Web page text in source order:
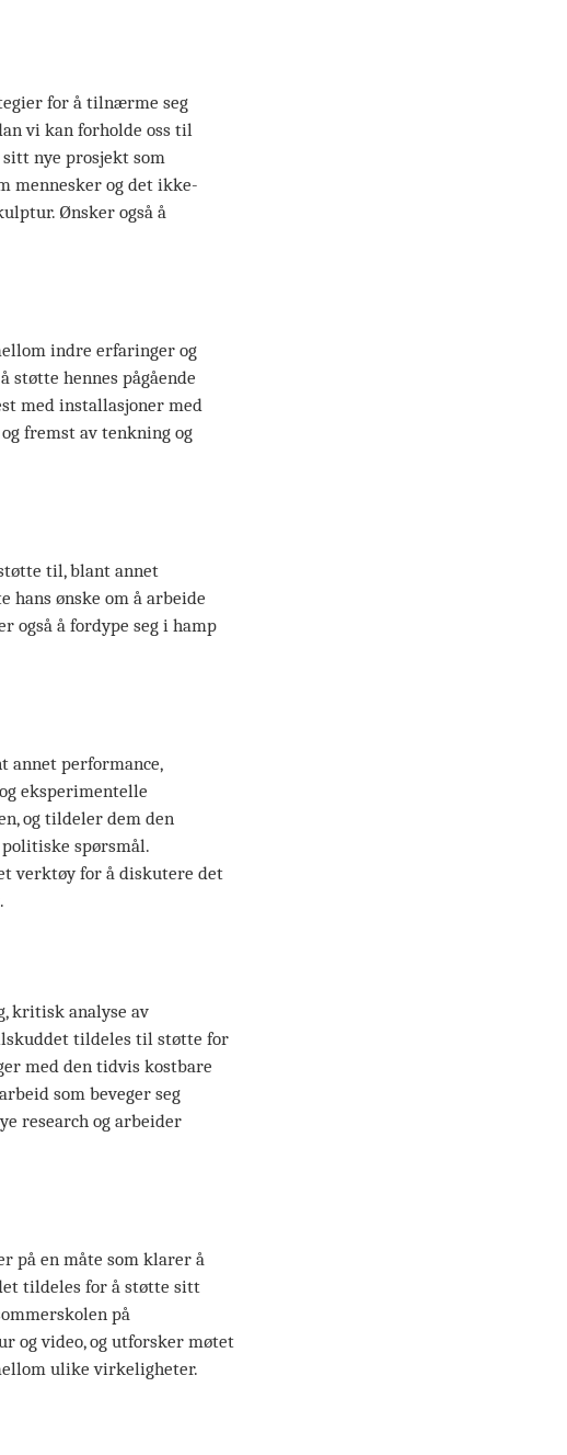
for å tilnærme seg
vi kan forholde oss til
nye prosjekt som
mennesker og det ikke-
Ønsker også å
indre erfaringer og
hennes pågående
med installasjoner med
fremst av tenkning og
til, blant annet
ønske om å arbeide
også å fordype seg i hamp
annet performance,
eksperimentelle
og tildeler dem den
spørsmål.
verktøy for å diskutere det
kritisk analyse av
tildeles til støtte for
med den tidvis kostbare
som beveger seg
research og arbeider
på en måte som klarer å
tildeles for å støtte sitt
på
og video, og utforsker møtet
ulike virkeligheter.